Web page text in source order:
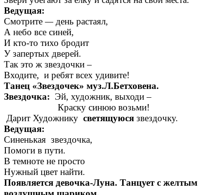
Ведущая:
Смотрите— день растаял,
А небо все синей,
И кто-то тихо бродит
У запертых дверей.
Так это ж звездочки –
Входите, и ребят всех удивите!
Танец «Звездочек» муз.Л.Бетховена.
Звездочка: Эй, художник, выходи –
Краску синюю возьми!
Дарит Художнику светящуюся звездочку.
Ведущая:
Синенькая звездочка,
Помоги в пути.
В темноте не просто
Нужный цвет найти.
Появляется девочка-Луна. Танцует с желтым